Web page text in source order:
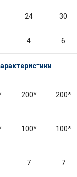
24 30
4 6
200* 200*
100* 100*
7 7